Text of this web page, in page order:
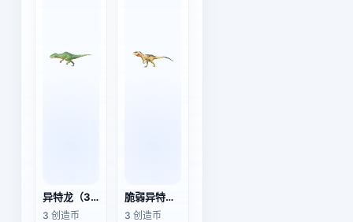
异特龙（3D动画模型）
3 创造币
脆弱异特龙（3D动画模型）
3 创造币